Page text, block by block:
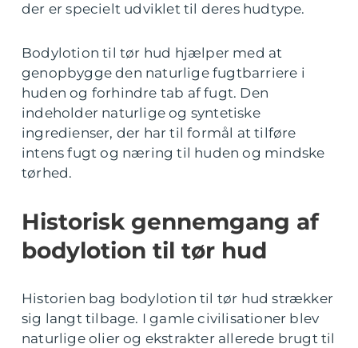
der er specielt udviklet til deres hudtype.
Bodylotion til tør hud hjælper med at
genopbygge den naturlige fugtbarriere i
huden og forhindre tab af fugt. Den
indeholder naturlige og syntetiske
ingredienser, der har til formål at tilføre
intens fugt og næring til huden og mindske
tørhed.
Historisk gennemgang af
bodylotion til tør hud
Historien bag bodylotion til tør hud strækker
sig langt tilbage. I gamle civilisationer blev
naturlige olier og ekstrakter allerede brugt til